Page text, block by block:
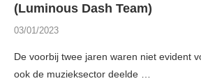
(Luminous Dash Team)
03/01/2023
De voorbij twee jaren waren niet evident
ook de muzieksector deelde …